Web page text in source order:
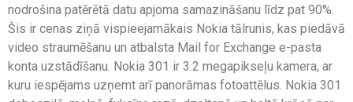
nodrošina patērētā datu apjoma samazināšanu līdz pat 90%.
Šis ir cenas ziņā vispieejamākais Nokia tālrunis, kas piedāvā
video straumēšanu un atbalsta Mail for Exchange e-pasta
konta uzstādīšanu. Nokia 301 ir 3.2 megapikseļu kamera, ar
kuru iespējams uzņemt arī panorāmas fotoattēlus. Nokia 301